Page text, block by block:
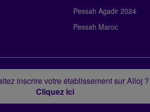
Pessah Agadir 2024
Pessah Maroc
inscrire votre établissement sur Alloj ?
Cliquez ici